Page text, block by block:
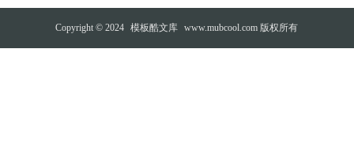
Copyright © 2024 模板酷文库 www.mubcool.com 版权所有